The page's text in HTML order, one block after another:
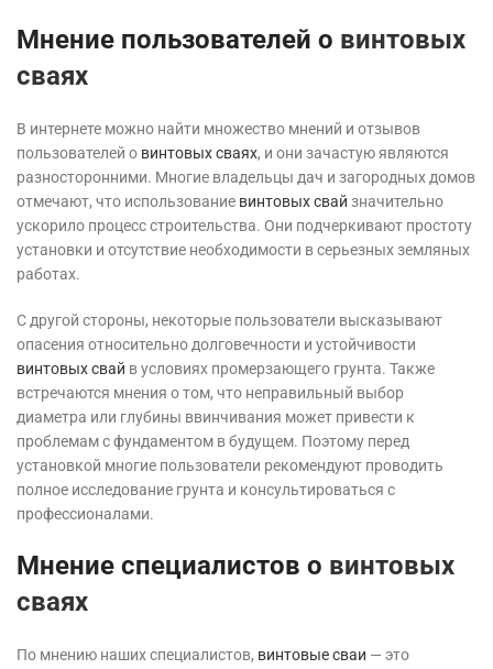
Мнение пользователей о винтовых
сваях
В интернете можно найти множество мнений и отзывов
пользователей о винтовых сваях, и они зачастую являются
разносторонними. Многие владельцы дач и загородных домов
отмечают, что использование винтовых свай значительно
ускорило процесс строительства. Они подчеркивают простоту
установки и отсутствие необходимости в серьезных земляных
работах.
С другой стороны, некоторые пользователи высказывают
опасения относительно долговечности и устойчивости
винтовых свай в условиях промерзающего грунта. Также
встречаются мнения о том, что неправильный выбор
диаметра или глубины ввинчивания может привести к
проблемам с фундаментом в будущем. Поэтому перед
установкой многие пользователи рекомендуют проводить
полное исследование грунта и консультироваться с
профессионалами.
Мнение специалистов о винтовых
сваях
По мнению наших специалистов, винтовые сваи — это